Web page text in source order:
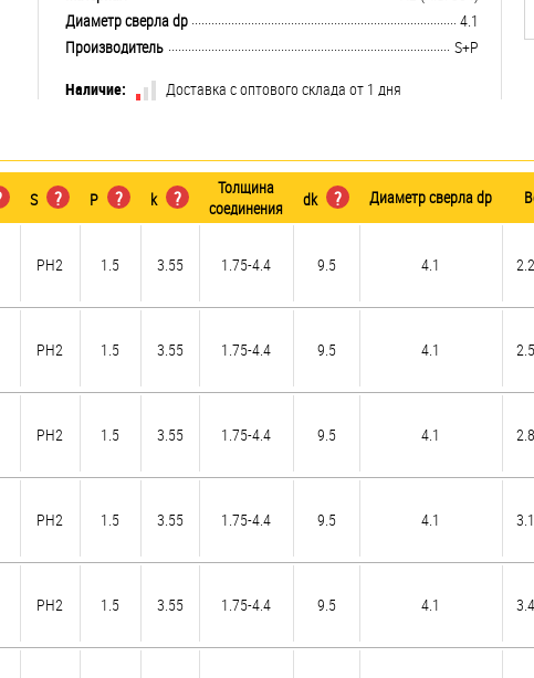
Диаметр сверла dp
4.1
Производитель
S+P
Наличие:
Доставка с оптового склада от 1 дня
S ? P ? k ?
Толщина
соединения
dk ? Диаметр сверла dp
PH2 1.5 3.55 1.75-4.4 9.5 4.1
PH2 1.5 3.55 1.75-4.4 9.5 4.1
PH2 1.5 3.55 1.75-4.4 9.5 4.1
PH2 1.5 3.55 1.75-4.4 9.5 4.1
PH2 1.5 3.55 1.75-4.4 9.5 4.1